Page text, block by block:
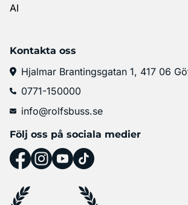
AI
Kontakta oss
Hjalmar Brantingsgatan 1, 417 06
0771-150000
info@rolfsbuss.se
Följ oss på sociala medier